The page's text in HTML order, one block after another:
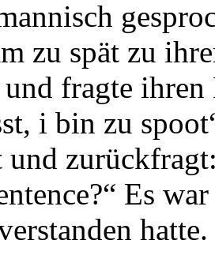
zu spät zu
fragte
i bin zu
und
Es
hatte.